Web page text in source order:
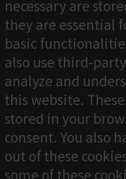
necessary are
they are essential
basic
also use third-
analyze and
this website.
stored in your
consent. You also
out of these
some of these